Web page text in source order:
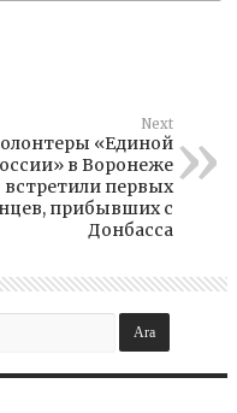
Next
«Единой
в Воронеже
встретили первых
прибывших с
Донбасса